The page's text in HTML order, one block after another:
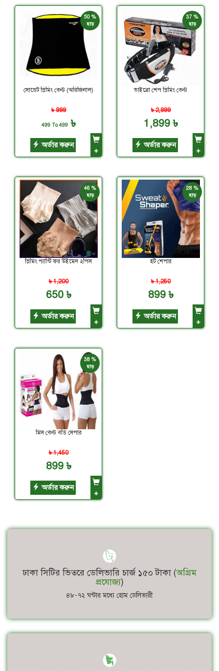
50 %
ছাড়
সোয়েট স্লিমিং বেল্ট (অরিজিনাল)
৳ 999
499 To 499৳
অর্ডার করুন
+
37 %
ছাড়
ভাইব্রো শেপ স্লিমিং বেল্ট
৳ 2,999
1,899 ৳
অর্ডার করুন
+
46 %
ছাড়
স্লিমিং প্যান্টি ফর উইমেন ২পিস
৳ 1,200
650 ৳
অর্ডার করুন
+
28 %
ছাড়
হট শেপার
৳ 1,250
899 ৳
অর্ডার করুন
+
38 %
ছাড়
মিস বেল্ট বডি সেপার
৳ 1,450
899 ৳
অর্ডার করুন
+
ঢাকা সিটির ভিতরে ডেলিভারি চার্জ ১৫০ টাকা (অগ্রিম
প্রযোজ্য)
৪৮-৭২ ঘন্টার মধ্যে হোম ডেলিভারী